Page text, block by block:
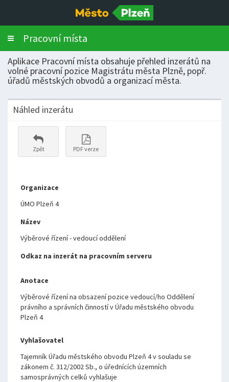
TogglePracovní místa
Aplikace Pracovní místa obsahuje přehled inzerátů na
volné pracovní pozice Magistrátu města Plzně, popř.
úřadů městských obvodů a organizací města.
Náhled inzerátu
Zpět PDF verze
Organizace
ÚMO Plzeň 4
Název
Výběrové řízení - vedoucí oddělení
Odkaz na inzerát na pracovním serveru
Anotace
Výběrové řízení na obsazení pozice vedoucí/ho Oddělení
právního a správních činností v Úřadu městského obvodu
Plzeň 4
Vyhlašovatel
Tajemník Úřadu městského obvodu Plzeň 4 v souladu se
zákonem č. 312/2002 Sb., o úřednících územních
samosprávných celků vyhlašuje